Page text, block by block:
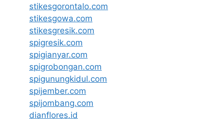
stikesgorontalo.com
stikesgowa.com
stikesgresik.com
spigresik.com
spigianyar.com
spigrobongan.com
spigunungkidul.com
spijember.com
spijombang.com
dianflores.id